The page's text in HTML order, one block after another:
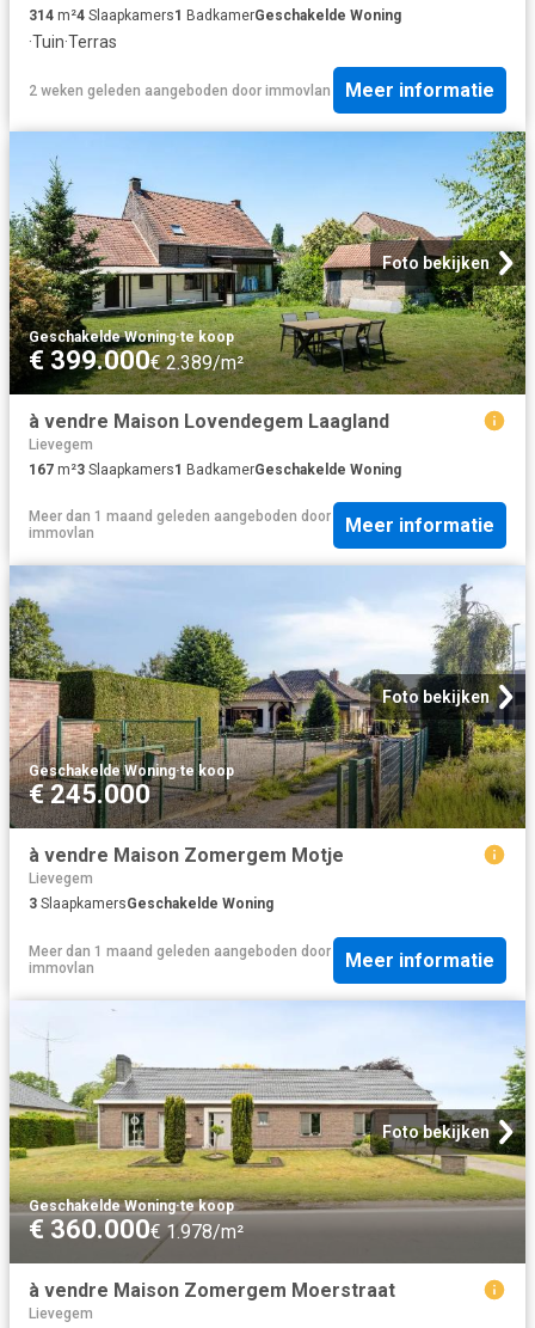
314 m²4 Slaapkamers1 BadkamerGeschakelde Woning
·Tuin·Terras
2 weken geleden aangeboden door immovlan Meer informatie
Foto bekijken
Geschakelde Woning·te koop
€ 399.000€ 2.389/m²
à vendre Maison Lovendegem Laagland
Lievegem
167 m²3 Slaapkamers1 BadkamerGeschakelde Woning
Meer dan 1 maand geleden aangeboden door
immovlan
Meer informatie
Foto bekijken
Geschakelde Woning·te koop
€ 245.000
à vendre Maison Zomergem Motje
Lievegem
3 SlaapkamersGeschakelde Woning
Meer dan 1 maand geleden aangeboden door
immovlan
Meer informatie
Foto bekijken
Geschakelde Woning·te koop
€ 360.000€ 1.978/m²
à vendre Maison Zomergem Moerstraat
Lievegem